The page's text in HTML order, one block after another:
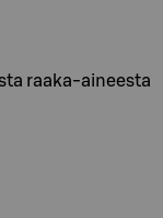
raaka-aineesta